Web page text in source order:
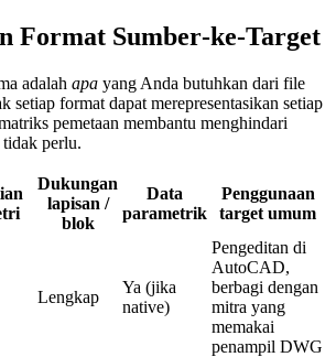
Format Sumber‑ke‑Target
adalah apa yang Anda butuhkan dari file
setiap format dapat merepresentasikan setiap
pemetaan membantu menghindari
perlu.
Dukungan
lapisan /
blok
Data
parametrik
Penggunaan
target umum
Lengkap
Ya (jika
native)
Pengeditan di
AutoCAD,
berbagi dengan
mitra yang
memakai
penampil DWG